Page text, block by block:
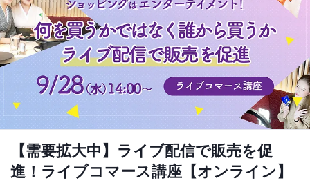
【需要拡大中】ライブ配信で販売を促
進！ライブコマース講座【オンライン】